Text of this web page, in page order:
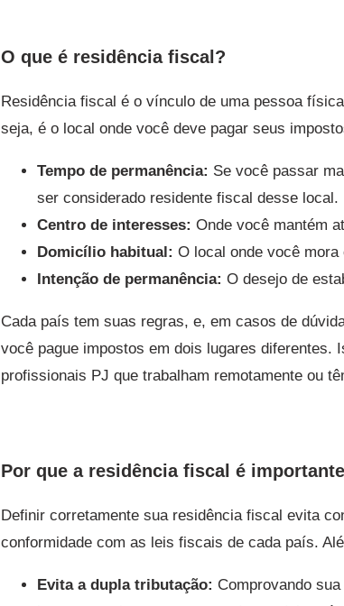
O que é residência fiscal?
Residência fiscal é o vínculo de uma pessoa
seja, é o local onde você deve pagar seus
Tempo de permanência: Se você passar
ser considerado residente fiscal desse local.
Centro de interesses: Onde você mantém
Domicílio habitual: O local onde você mora
Intenção de permanência: O desejo de
Cada país tem suas regras, e, em casos de
você pague impostos em dois lugares diferentes.
profissionais PJ que trabalham remotamente ou
Por que a residência fiscal é
Definir corretamente sua residência fiscal evita
conformidade com as leis fiscais de cada país.
Evita a dupla tributação: Comprovando